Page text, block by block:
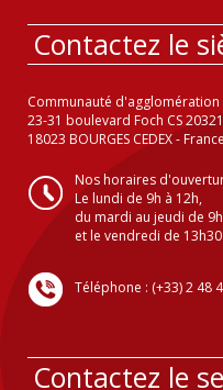
Contactez le
Communauté d'agglomération
23-31 boulevard Foch CS 20321
18023 BOURGES CEDEX - France
Nos horaires
Le lundi de 9h à 12h,
du mardi au jeudi de
et le vendredi de
Téléphone : (+33) 2 48
Contactez le